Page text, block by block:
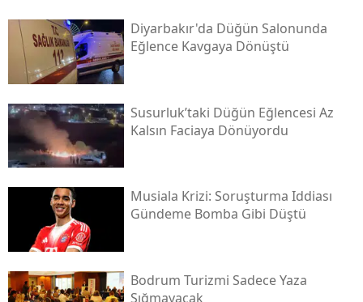
Diyarbakır'da Düğün Salonunda
Eğlence Kavgaya Dönüştü
Susurluk’taki Düğün Eğlencesi Az
Kalsın Faciaya Dönüyordu
Musiala Krizi: Soruşturma Iddiası
Gündeme Bomba Gibi Düştü
Bodrum Turizmi Sadece Yaza
Sığmayacak